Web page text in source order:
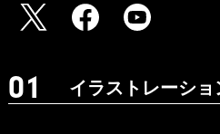
イラストレーショ